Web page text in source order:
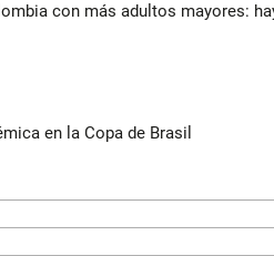
con más adultos mayores:
en la Copa de Brasil